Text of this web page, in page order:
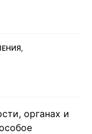
органах и